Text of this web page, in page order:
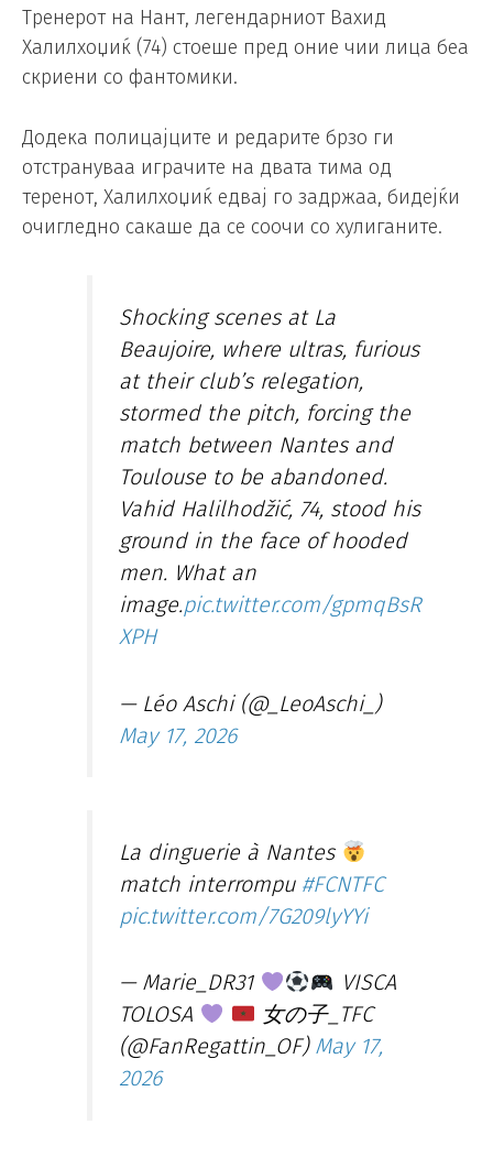
Тренерот на Нант, легендарниот Вахид
Халилхоџиќ (74) стоеше пред оние чии лица беа
скриени со фантомики.
Додека полицајците и редарите брзо ги
отстрануваа играчите на двата тима од
теренот, Халилхоџиќ едвај го задржаа, бидејќи
очигледно сакаше да се соочи со хулиганите.
Shocking scenes at La
Beaujoire, where ultras, furious
at their club’s relegation,
stormed the pitch, forcing the
match between Nantes and
Toulouse to be abandoned.
Vahid Halilhodžić, 74, stood his
ground in the face of hooded
men. What an
image.pic.twitter.com/gpmqBsR
XPH
— Léo Aschi (@_LeoAschi_)
May 17, 2026
La dinguerie à Nantes
match interrompu #FCNTFC
pic.twitter.com/7G209lyYYi
— Marie_DR31
VISCA
TOLOSA
女の子_TFC
(@FanRegattin_OF) May 17,
2026